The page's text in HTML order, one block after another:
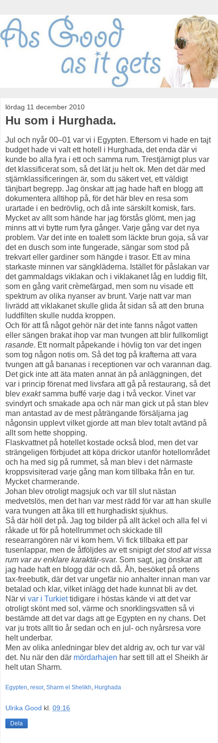
lördag 11 december 2010
Hu som i Hurghada.
Jul och nyår 00–01 var vi i Egypten. Eftersom vi hade en tajt
budget hade vi valt ett hotell i Hurghada, det enda där vi
kunde bo alla fyra i ett och samma rum. Trestjärnigt plus var
det klassificerat som, så det lät ju helt ok. Men det där med
stjärnklassificeringen är, som du säkert vet, ett väldigt
tänjbart begrepp. Jag önskar att jag hade haft en blogg att
dokumentera alltihop på, för det här blev en resa som
urartade i en bedrövlig, och då inte särskilt komisk, fars.
Mycket av allt som hände har jag förstås glömt, men jag
minns att vi bytte rum fyra gånger. Varje gång var det nya
problem. Var det inte en toalett som läckte brun goja, så var
det en dusch som inte fungerade, sängar som stod på
trekvart eller gardiner som hängde i trasor. Ett av mina
starkaste minnen var sängkläderna. Istället för påslakan var
det gammaldags viklakan och i viklakanet låg en luddig filt,
som en gång varit crèmefärgad, men som nu visade ett
spektrum av olika nyanser av brunt. Varje natt var man
livrädd att viklakanet skulle glida åt sidan så att den bruna
luddfilten skulle nudda kroppen.
Och för att få något gehör när det inte fanns något vatten
eller sängen brakat ihop var man tvungen att blir fullkomligt
rasande. Ett normalt påpekande i hövlig ton var det ingen
som tog någon notis om. Så det tog på krafterna att vara
tvungen att gå bananas i receptionen var och varannan dag.
Det gick inte att äta maten annat än på anläggningen, det
var i princip förenat med livsfara att gå på restaurang, så det
blev exaktsamma buffé varje dag i två veckor. Vinet var
svindyrt och smakade apa och när man gick ut på stan blev
man antastad av de mest påträngande försäljarna jag
någonsin upplevt vilket gjorde att man blev totalt avtänd på
allt som hette shopping.
Flaskvattnet på hotellet kostade också blod, men det var
strängeligen förbjudet att köpa drickor utanför hotellområdet
och ha med sig på rummet, så man blev i det närmaste
kroppsvisiterad varje gång man kom tillbaka från en tur.
Mycket charmerande.
Johan blev otroligt magsjuk och var till slut nästan
medvetslös, men det han var mest rädd för var att han skulle
vara tvungen att åka till ett hurghadiskt sjukhus.
Så där höll det på. Jag tog bilder på allt äckel och alla fel vi
råkade ut för på hotellrummet och skickade till
researrangören när vi kom hem. Vi fick tillbaka ett par
tusenlappar, men de åtföljdes av ett snipigtdet stod att vissa
rum var av enklare karaktär-svar. Som sagt, jag önskar att
jag hade haft en blogg där och då. Åh, besöket på ortens
tax-freebutik, där det var ungefär nio anhalter innan man var
betalad och klar, vilket inlägg det hade kunnat bli av det.
När vi var i Turkiettidigare i höstas kände vi att det var
otroligt skönt med sol, värme och snorklingsvatten så vi
bestämde att det var dags att ge Egypten en ny chans. Det
var ju trots allt tio år sedan och en jul- och nyårsresa vore
helt underbar.
Men av olika anledningar blev det aldrig av, och tur var väl
det. Nu när den där mördarhajen har sett till att el Sheikh är
helt utan Sharm.
Egypten, resor, Sharm el Shelikh, Hurghada
Ulrika Good kl. 09:16
Dela